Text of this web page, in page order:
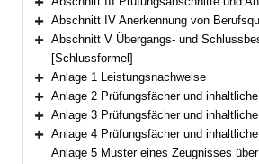
Bereich erweitern
Bereich erweitern
Abschnitt IV Anerkennung von
Bereich erweitern
Abschnitt V Übergangs- und
[Schlussformel]
Bereich erweitern
Anlage 1 Leistungsnachweise
Bereich erweitern
Anlage 2 Prüfungsfächer und inhaltliche Schwerpunkte
Bereich erweitern
Anlage 3 Prüfungsfächer und inhaltliche Schwerpunkte
Bereich erweitern
Anlage 4 Prüfungsfächer und inhaltliche Schwerpunkte
Anlage 5 Muster eines Zeugnisses über den